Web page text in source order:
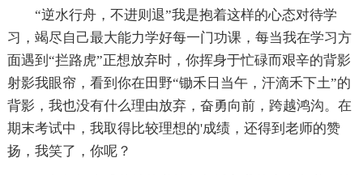
“逆水行舟，不进则退”我是抱着这样的心态对待学
习，竭尽自己最大能力学好每一门功课，每当我在学习方
面遇到“拦路虎”正想放弃时，你挥身于忙碌而艰辛的背影
射影我眼帘，看到你在田野“锄禾日当午，汗滴禾下土”的
背影，我也没有什么理由放弃，奋勇向前，跨越鸿沟。在
期末考试中，我取得比较理想的'成绩，还得到老师的赞
扬，我笑了，你呢？